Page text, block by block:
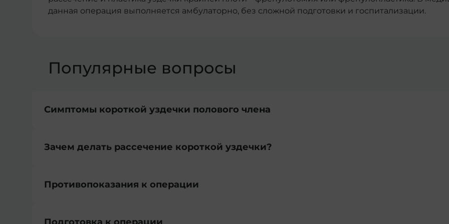
данная операция выполняется амбулаторно, без сложной подготовки и госпитализации.
Популярные вопросы
Симптомы короткой уздечки полового члена
Укорочение уздечки крайней плоти проявляется:
наклоном головки полового члена при ее обнажении за счет сильного натяжения уздечки;
Зачем делать рассечение короткой уздечки?
Наличие короткой уздечки полового члена значительно ограничивает подвижность крайней
Противопоказания к операции
Подготовка к операции